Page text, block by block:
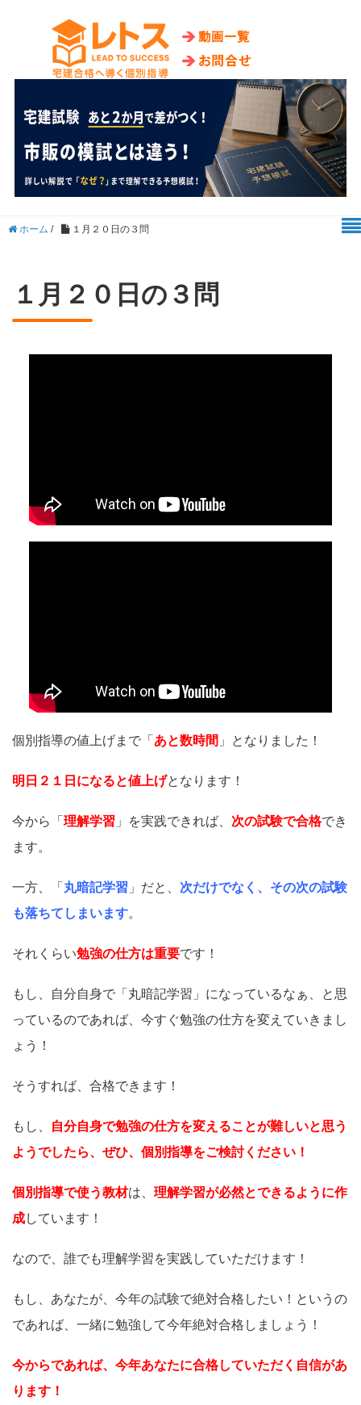
ホーム / １月２０日の３問
１月２０日の３問
個別指導の値上げまで「 あと数時間 」となりました！
明日２１日になると値上げとなります！
今から「 理解学習 」を実践できれば、 次の試験で合格でき
ます。
一方、「 丸暗記学習 」だと、 次だけでなく、その次の試験
も落ちてしまいます。
それくらい勉強の仕方は重要です！
もし、自分自身で「丸暗記学習」になっているなぁ、と思
っているのであれば、今すぐ勉強の仕方を変えていきまし
ょう！
そうすれば、合格できます！
もし、
自分自身で勉強の仕方を変えることが難しいと思う
ようでしたら、ぜひ、個別指導をご検討ください！
個別指導で使う教材は、 理解学習が必然とできるように作
成しています！
なので、誰でも理解学習を実践していただけます！
もし、あなたが、今年の試験で絶対合格したい！というの
であれば、一緒に勉強して今年絶対合格しましょう！
今からであれば、今年あなたに合格していただく自信があ
ります！